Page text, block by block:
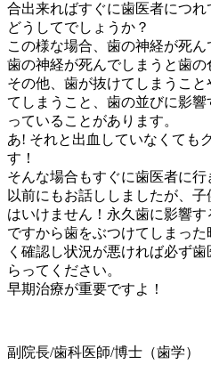
合出来ればすぐに歯医者につれ
どうしてでしょうか？
この様な場合、歯の神経が死ん
歯の神経が死んでしまうと歯の
その他、歯が抜けてしまうこ
てしまうこと、歯の並びに影
っていることがあります。
あ! それと出血していなくても
す！
そんな場合もすぐに歯医者に行
以前にもお話ししましたが、
はいけません！永久歯に影響す
ですから歯をぶつけてしまっ
く確認し状況が悪ければ必ず
らってください。
早期治療が重要ですよ！
副院長/歯科医師/博士（歯学）